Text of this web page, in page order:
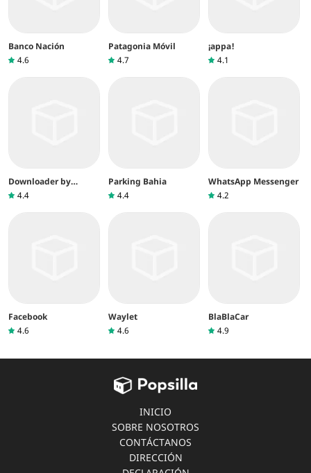
Banco Nación
4.6
Patagonia Móvil
4.7
¡appa!
4.1
Downloader by
AFTVnews
4.4
Parking Bahia
4.4
WhatsApp Messenger
4.2
Facebook
4.6
Waylet
4.6
BlaBlaCar
4.9
INICIO
SOBRE NOSOTROS
CONTÁCTANOS
DIRECCIÓN